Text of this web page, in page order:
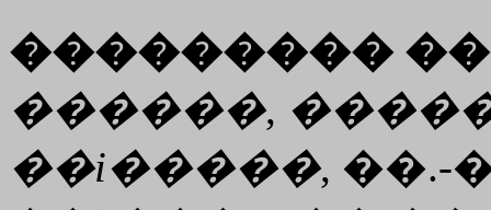
���������
������,
��i�����, ��.-